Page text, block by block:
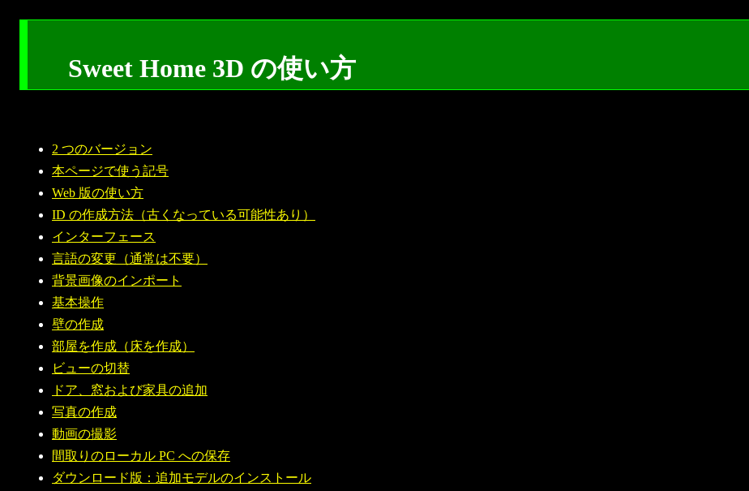
Sweet Home 3D の使い方
2 つのバージョン
本ページで使う記号
Web 版の使い方
ID の作成方法（古くなっている可能性あり）
インターフェース
言語の変更（通常は不要）
背景画像のインポート
基本操作
壁の作成
部屋を作成（床を作成）
ビューの切替
ドア、窓および家具の追加
写真の作成
動画の撮影
間取りのローカル PC への保存
ダウンロード版：追加モデルのインストール